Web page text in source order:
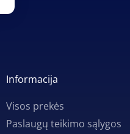
Informacija
Visos prekės
Paslaugų teikimo sąlygos